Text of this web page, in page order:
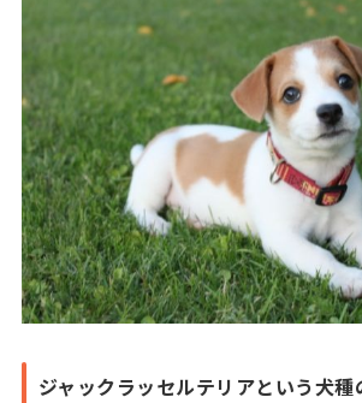
ジャックラッセルテリアという犬種